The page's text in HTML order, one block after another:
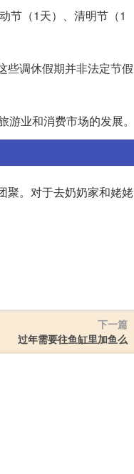
节（1天）、清明节（1
些调休假期并非法定节假
业和消费市场的发展。
聚。对于去奶奶家和姥姥
下一篇
过年需要往鱼缸里加鱼么